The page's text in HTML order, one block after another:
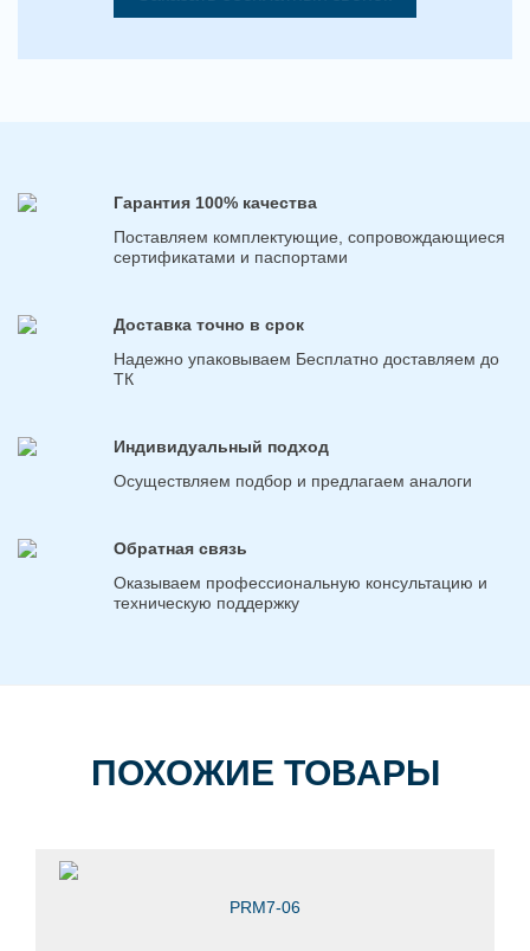
Гарантия 100% качества
Поставляем комплектующие, сопровождающиеся
сертификатами и паспортами
Доставка точно в срок
Надежно упаковываем Бесплатно доставляем до
ТК
Индивидуальный подход
Осуществляем подбор и предлагаем аналоги
Обратная связь
Оказываем профессиональную консультацию и
техническую поддержку
ПОХОЖИЕ ТОВАРЫ
PRM7-06